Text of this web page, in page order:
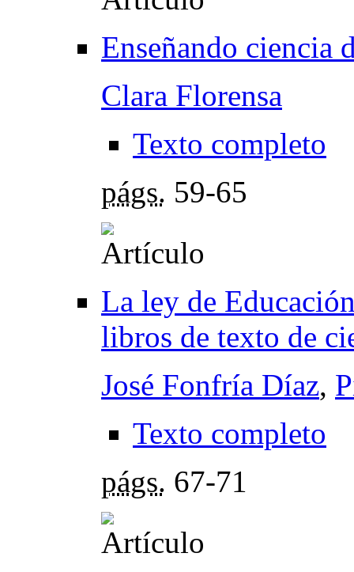
Enseñando ciencia
Clara Florensa
Texto completo
págs. 59-65
La ley de
libros de texto de
José Fonfría Díaz,
Texto completo
págs. 67-71